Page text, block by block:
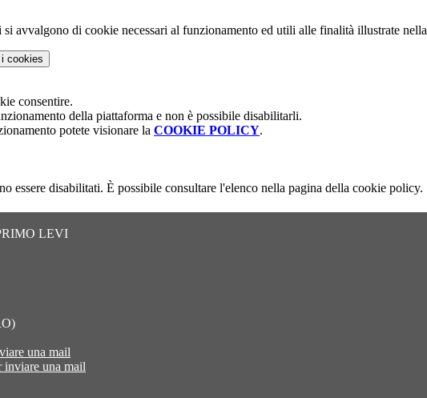
avvalgono di cookie necessari al funzionamento ed utili alle finalità illustrate nella
i cookies
consentire.
della piattaforma e non è possibile disabilitarli.
potete visionare la COOKIE POLICY.
essere disabilitati. È possibile consultare l'elenco nella pagina della cookie policy.
LEVI
una mail
inviare una mail